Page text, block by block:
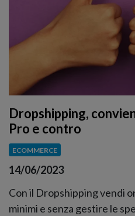
Dropshipping,
Pro e contro
ECOMMERCE
14/06/2023
Con il Dropshipping vendi
minimi e senza gestire le